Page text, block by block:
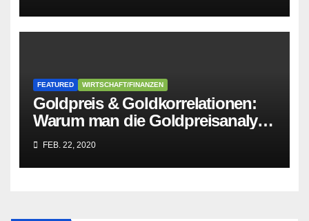
FEATURED WIRTSCHAFT/FINANZEN
Goldpreis & Goldkorrelationen:
Warum man die Goldpreisanalyse
besser Profis überlässt!
FEB. 22, 2020